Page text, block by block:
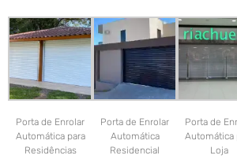
Porta de Enrolar
Automática para
Residências
Porta de Enrolar
Automática
Residencial
Porta de
Automática
Loja